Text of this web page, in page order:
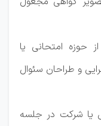
حوزه امتحانی یا
و طراحان سئوال
یا شرکت در جلسه